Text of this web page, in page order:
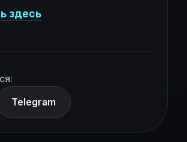
здесь
Telegram